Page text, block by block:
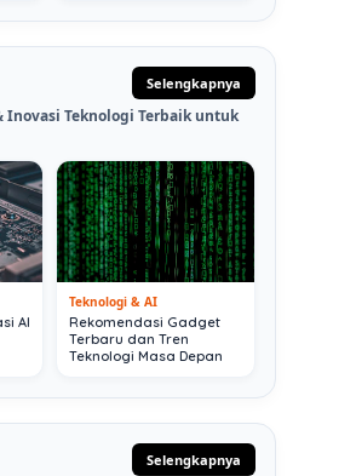
Selengkapnya
Inovasi Teknologi Terbaik untuk
AI
Teknologi & AI
Rekomendasi Gadget
Terbaru dan Tren
Teknologi Masa Depan
Selengkapnya